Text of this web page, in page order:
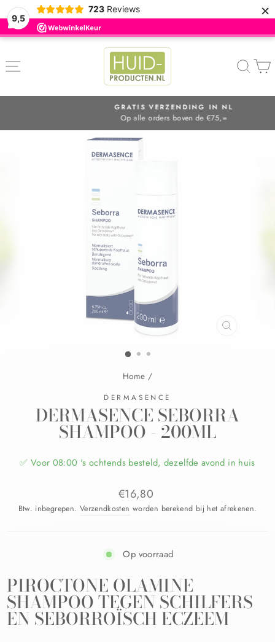
9,5
723 Reviews ×
Diavoorstelling
pauzeren
GRATIS VERZENDING IN NL
Op alle orders boven de €75,=
Home /
DERMASENCE
DERMASENCE SEBORRA
SHAMPOO - 200ML
✅ Voor 08:00 's ochtends besteld, dezelfde avond in huis
€16,80
Btw. inbegrepen. Verzendkosten worden berekend bij het afrekenen.
Op voorraad
PIROCTONE OLAMINE
SHAMPOO TEGEN SCHILFERS
EN SEBORROÏSCH ECZEEM